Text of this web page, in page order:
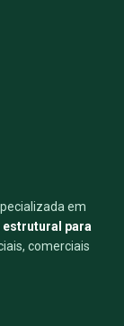
em
estrutural para
comerciais